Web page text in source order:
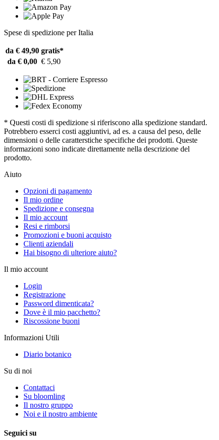
Spese di spedizione per Italia
da € 49,90 gratis*
da € 0,00 € 5,90
* Questi costi di spedizione si riferiscono alla spedizione standard.
Potrebbero esserci costi aggiuntivi, ad es. a causa del peso, delle
dimensioni o delle caratterstiche specifiche dei prodotti. Queste
informazioni sono indicate direttamente nella descrizione del
prodotto.
Aiuto
Opzioni di pagamento
Il mio ordine
Spedizione e consegna
Il mio account
Resi e rimborsi
Promozioni e buoni acquisto
Clienti aziendali
Hai bisogno di ulteriore aiuto?
Il mio account
Login
Registrazione
Password dimenticata?
Dove è il mio pacchetto?
Riscossione buoni
Informazioni Utili
Diario botanico
Su di noi
Contattaci
Su bloomling
Il nostro gruppo
Noi e il nostro ambiente
Seguici su